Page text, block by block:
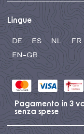
Lingue
DE ES NL
FR
EN-GB
Pagamento in 3
senza spese